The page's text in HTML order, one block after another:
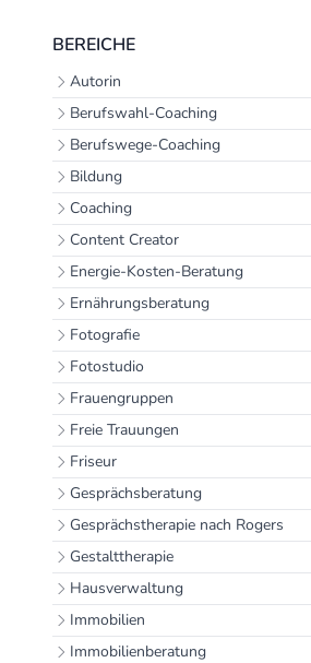
BEREICHE
Autorin
Berufswahl-Coaching
Berufswege-Coaching
Bildung
Coaching
Content Creator
Energie-Kosten-Beratung
Ernährungsberatung
Fotografie
Fotostudio
Frauengruppen
Freie Trauungen
Friseur
Gesprächsberatung
Gesprächstherapie nach Rogers
Gestalttherapie
Hausverwaltung
Immobilien
Immobilienberatung